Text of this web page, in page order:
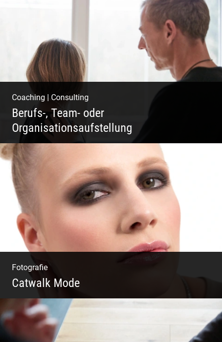
Coaching | Consulting
Berufs-, Team- oder
Organisationsaufstellung
Business Coaching – Berufliche Freude
ermöglichen
Fotografie
Catwalk Mode
Catwalk Mode Fotografie